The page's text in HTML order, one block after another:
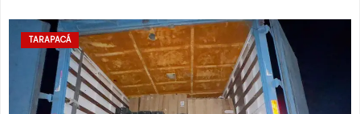
TARAPACÁ